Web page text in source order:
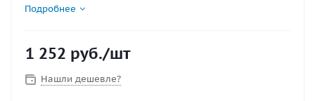
лопастью. Для больших лодок и «большой воды».
185мм
Подробнее
1 252 руб./шт
Нашли дешевле?